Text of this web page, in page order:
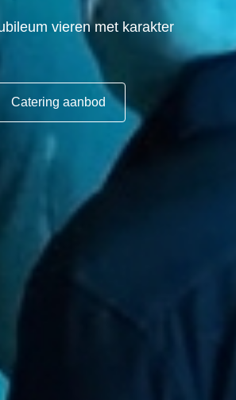
vieren met karakter
Catering aanbod